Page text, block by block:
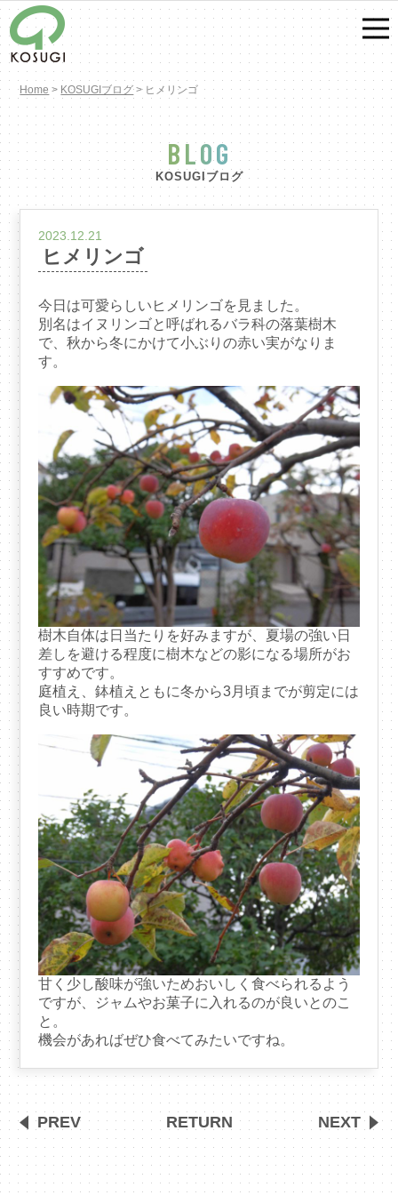
Home > KOSUGIブログ> ヒメリンゴ
BLOG
KOSUGIブログ
2023.12.21
ヒメリンゴ
今日は可愛らしいヒメリンゴを見ました。
別名はイヌリンゴと呼ばれるバラ科の落葉樹木
で、秋から冬にかけて小ぶりの赤い実がなりま
す。
樹木自体は日当たりを好みますが、夏場の強い日
差しを避ける程度に樹木などの影になる場所がお
すすめです。
庭植え、鉢植えともに冬から3月頃までが剪定には
良い時期です。
甘く少し酸味が強いためおいしく食べられるよう
ですが、ジャムやお菓子に入れるのが良いとのこ
と。
機会があればぜひ食べてみたいですね。
PREV RETURN NEXT